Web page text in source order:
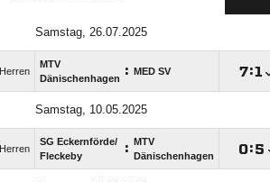
Samstag, 26.07.2025
Herren
MTV
Dänischenhagen : MED SV :
Samstag, 10.05.2025
Herren
SG Eckernförde/​
Fleckeby
:
MTV
Dänischenhagen
: